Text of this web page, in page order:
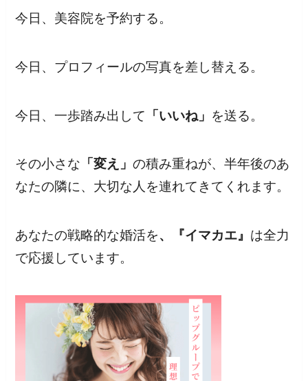
今日、美容院を予約する。
今日、プロフィールの写真を差し替える。
今日、一歩踏み出して 「いいね」 を送る。
その小さな 「変え」の積み重ねが、半年後のあ
なたの隣に、大切な人を連れてきてくれます。
あなたの戦略的な婚活を、『イマカエ』 は全力
で応援しています。